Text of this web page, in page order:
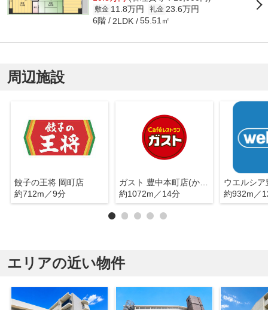
敷金 11.8万円 礼金 23.6万円
6階 2LDK 55.51㎡
周辺施設
餃子の王将 岡町店
約712m／9分
ガスト 豊中本町店(から好し取扱店)
約1072m／14分
約932m／
エリアの近い物件